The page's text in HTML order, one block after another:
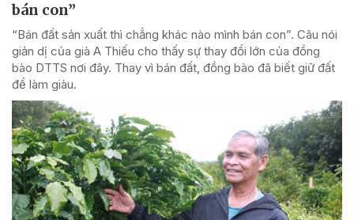
bán con”
“Bán đất sản xuất thì chẳng khác nào mình bán con”. Câu nói
giản dị của già A Thiếu cho thấy sự thay đổi lớn của đồng
bào DTTS nơi đây. Thay vì bán đất, đồng bào đã biết giữ đất
để làm giàu.